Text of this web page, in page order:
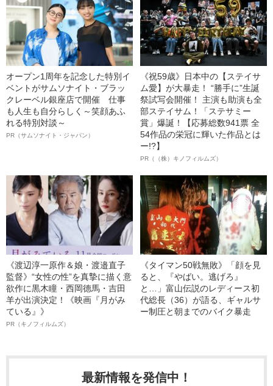
オープン1周年を記念した特別イ
ベントがサムソナイト・ブラッ
クレーベル銀座店で開催 仕事
も人生も自分らしく～笑顔あふ
れる特別対談～
PR（サムソナイト・ジャパン）
《祝59歳》日本中の【ステイサ
ム愛】が大暴走！ “勝手に”生誕
祭試写会開催！ 主演も助演も全
部ステイサム！「ステサミー
賞」爆誕！【応募総数941票 全
54作品の栄冠に輝いた作品とは
ー!?】
PR（（株）キノフィルムズ）
《渡辺淳一原作＆娘・渡邉直子
監督》“女性の性”を真摯に描く意
欲作に黒木瞳・西岡德馬・吉田
羊が出演決定！《映画『月がみ
ている』》
PR（キノフィルムズ）
《タイマン50戦無敗》「顔を見
ると、『やばい。逃げろ』
と…」富山伝説のレディース初
代総長（36）が語る、ギャルサ
ー制圧と朝までのバイク暴走
最新情報を発信中！